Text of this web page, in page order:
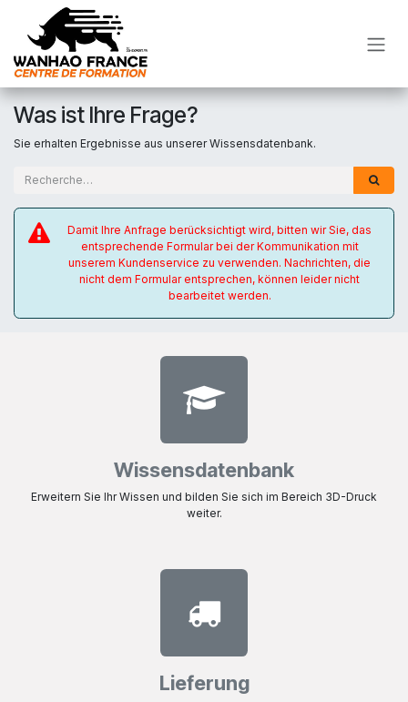
Zum Inhalt springen
Was ist Ihre Frage?
Sie erhalten Ergebnisse aus unserer Wissensdatenbank.
Damit Ihre Anfrage berücksichtigt wird, bitten wir Sie, das
entsprechende Formular bei der Kommunikation mit
unserem Kundenservice zu verwenden. Nachrichten, die
nicht dem Formular entsprechen, können leider nicht
bearbeitet werden.
Wissensdatenbank
Erweitern Sie Ihr Wissen und bilden Sie sich im Bereich 3D-Druck
weiter.
Lieferung